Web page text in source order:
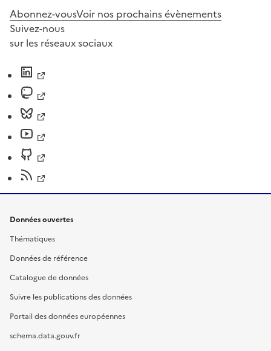
Abonnez-vousVoir nos prochains évènements
Suivez-nous
sur les réseaux sociaux
Données ouvertes
Thématiques
Données de référence
Catalogue de données
Suivre les publications des données
Portail des données européennes
schema.data.gouv.fr